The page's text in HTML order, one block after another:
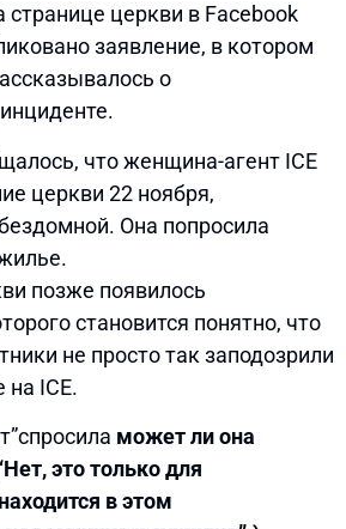
странице церкви в Facebook
заявление, в котором
о
что женщина-агент ICE
церкви 22 ноября,
Она попросила
позже появилось
становится понятно, что
не просто так заподозрили
ICE.
может ли она
это только для
в этом